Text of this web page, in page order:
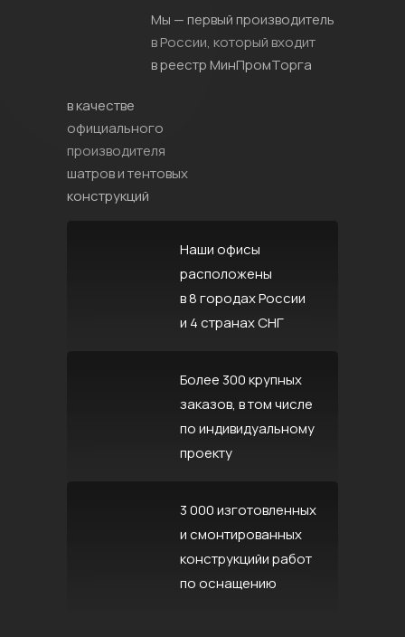
Мы — первый производитель
в России, который входит
в реестр МинПромТорга
в качестве
официального
производителя
шатров и тентовых
конструкций
Наши офисы
расположены
в 8 городах России
и 4 странах СНГ
Более 300 крупных
заказов, в том числе
по индивидуальному
проекту
3 000 изготовленных
и смонтированных
конструкцийи работ
по оснащению